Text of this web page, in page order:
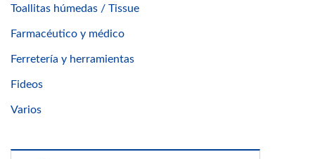
Toallitas húmedas / Tissue
Farmacéutico y médico
Ferretería y herramientas
Fideos
Varios